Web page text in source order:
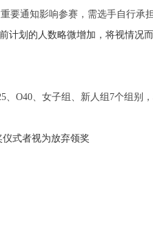
要通知影响参赛，需选手自行承担
计划的人数略微增加，将视情况而
、O40、女子组、新人组7个组别
式者视为放弃领奖